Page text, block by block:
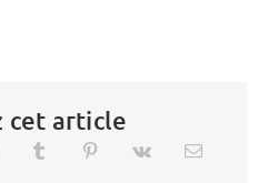
cet article